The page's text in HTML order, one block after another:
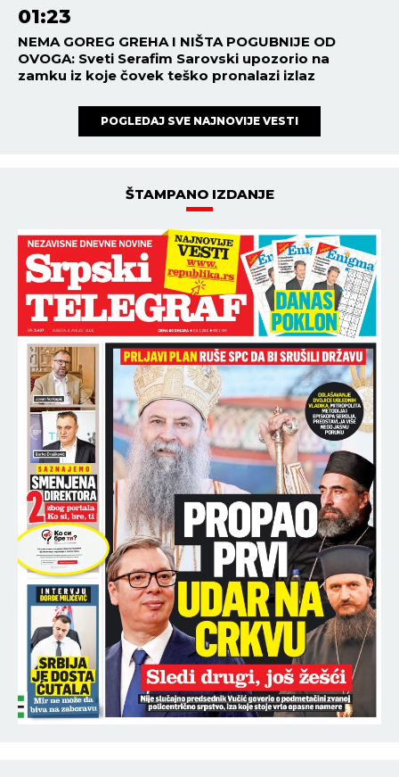
01:23
NEMA GOREG GREHA I NIŠTA POGUBNIJE OD
OVOGA: Sveti Serafim Sarovski upozorio na
zamku iz koje čovek teško pronalazi izlaz
POGLEDAJ SVE NAJNOVIJE VESTI
ŠTAMPANO IZDANJE